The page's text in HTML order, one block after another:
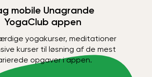
mobile Unagrande
YogaClub appen
yogakurser, meditationer
kurser til løsning af de mest
opgaver i appen.